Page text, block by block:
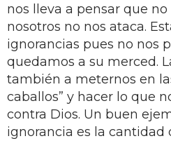
nos lleva a pensar que
nosotros no nos ataca.
ignorancias pues no nos
quedamos a su merced.
también a meternos en
caballos” y hacer lo que
contra Dios. Un buen
ignorancia es la cantidad